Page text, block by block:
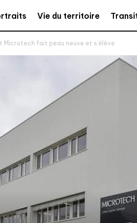
Vie du territoire
Microtech fait peau neuve et s’élève